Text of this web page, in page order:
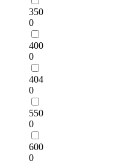
350
0
400
0
404
0
550
0
600
0